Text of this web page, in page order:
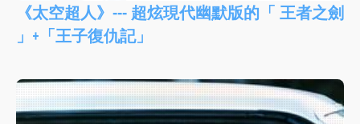
《太空超人》--- 超炫現代幽默版的「 王者之劍
」+「王子復仇記」